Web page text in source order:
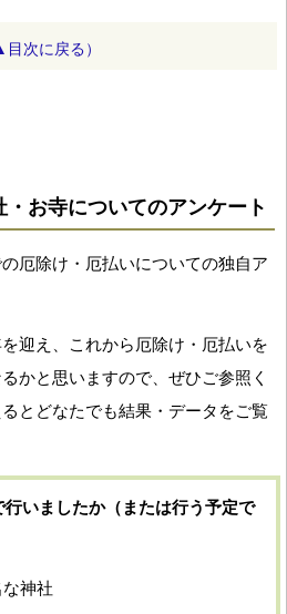
目次に戻る）
お寺についてのアンケート
厄除け・厄払いについての独自ア
迎え、これから厄除け・厄払いを
かと思いますので、ぜひご参照く
とどなたでも結果・データをご覧
いましたか（または行う予定で
神社